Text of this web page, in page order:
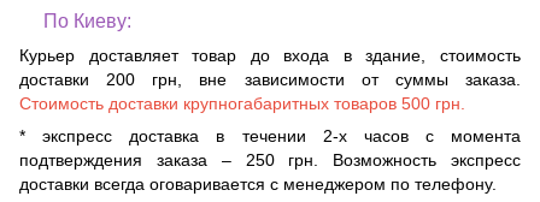
По Киеву:
Курьер доставляет товар до входа в здание, стоимость
доставки 200 грн, вне зависимости от суммы заказа.
Стоимость доставки крупногабаритных товаров 500 грн.
* экспресс доставка в течении 2-х часов с момента
подтверждения заказа – 250 грн. Возможность экспресс
доставки всегда оговаривается с менеджером по телефону.